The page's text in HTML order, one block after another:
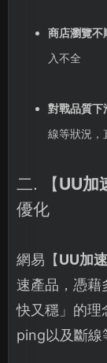
商店瀏覽不
入不全
對戰品質下
線等狀況，
二. 【UU加
優化
網易【UU加
速產品，憑藉
快又穩」的理
ping以及斷線